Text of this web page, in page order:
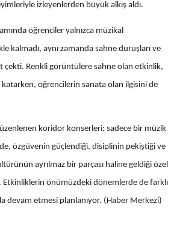
izleyenlerden büyük alkış aldı.
öğrenciler yalnızca müzikal
kalmadı, aynı zamanda sahne duruşları ve
çekti. Renkli görüntülere sahne olan etkinlik,
öğrencilerin sanata olan ilgisini de
koridor konserleri; sadece bir müzik
özgüvenin güçlendiği, disiplinin pekiştiği ve
ayrılmaz bir parçası haline geldiği özel
Etkinliklerin önümüzdeki dönemlerde de farklı
devam etmesi planlanıyor. (Haber Merkezi)